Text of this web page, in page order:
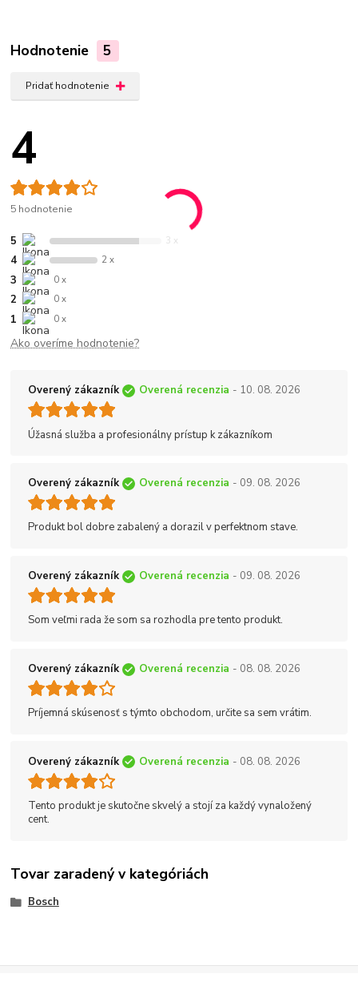
Hodnotenie 5
Pridať hodnotenie
4
5 hodnotenie
5 3 x
4 2 x
3 0 x
2 0 x
1 0 x
Ako overíme hodnotenie?
Overený zákazník Overená recenzia - 10. 08. 2026
Úžasná služba a profesionálny prístup k zákazníkom
Overený zákazník Overená recenzia - 09. 08. 2026
Produkt bol dobre zabalený a dorazil v perfektnom stave.
Overený zákazník Overená recenzia - 09. 08. 2026
Som veľmi rada že som sa rozhodla pre tento produkt.
Overený zákazník Overená recenzia - 08. 08. 2026
Príjemná skúsenosť s týmto obchodom, určite sa sem vrátim.
Overený zákazník Overená recenzia - 08. 08. 2026
Tento produkt je skutočne skvelý a stojí za každý vynaložený
cent.
Tovar zaradený v kategóriách
Bosch